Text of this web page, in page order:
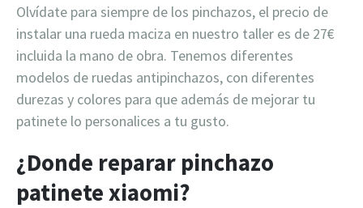
Olvídate para siempre de los pinchazos, el precio de
instalar una rueda maciza en nuestro taller es de 27€
incluida la mano de obra. Tenemos diferentes
modelos de ruedas antipinchazos, con diferentes
durezas y colores para que además de mejorar tu
patinete lo personalices a tu gusto.
¿Donde reparar pinchazo
patinete xiaomi?